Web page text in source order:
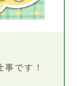
です！